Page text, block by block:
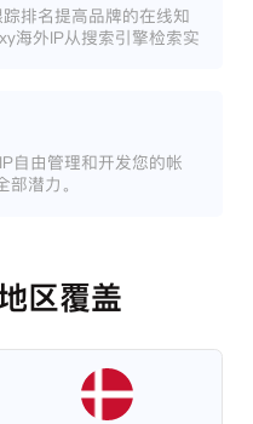
排名提高品牌的在线知
海外IP从搜索引擎检索实
自由管理和开发您的帐
潜力。
区覆盖